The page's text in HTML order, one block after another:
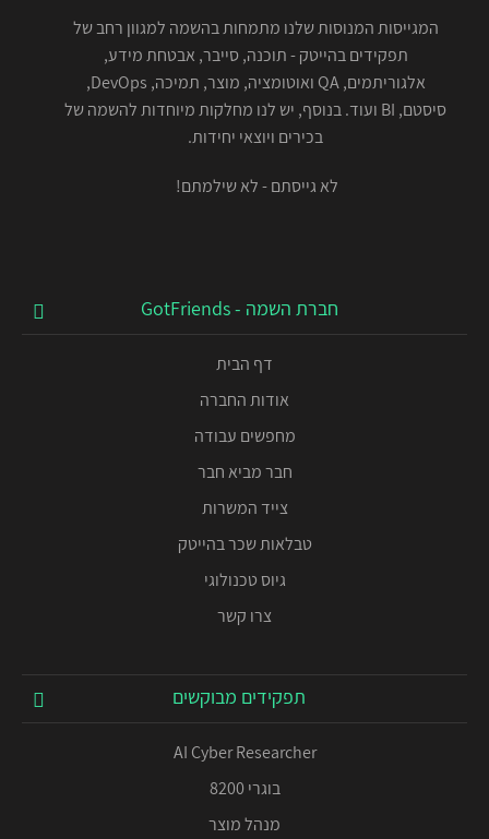
המגייסות המנוסות שלנו מתמחות בהשמה למגוון רחב של
תפקידים בהייטק - תוכנה, סייבר, אבטחת מידע,
אלגוריתמים, QA ואוטומציה, מוצר, תמיכה, DevOps,
סיסטם, BI ועוד. בנוסף, יש לנו מחלקות מיוחדות להשמה של
בכירים ויוצאי יחידות.
לא גייסתם - לא שילמתם!
חברת השמה - GotFriends
דף הבית
אודות החברה
מחפשים עבודה
חבר מביא חבר
צייד המשרות
טבלאות שכר בהייטק
גיוס טכנולוגי
צרו קשר
תפקידים מבוקשים
AI Cyber Researcher
בוגרי 8200
מנהל מוצר